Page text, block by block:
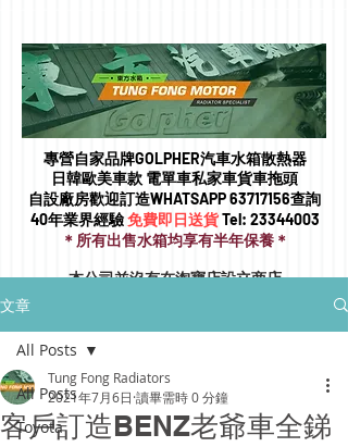
專營自家品牌GOLPHER汽車水箱散熱器
日韓歐美車款 電單車私家車貨車拖頭​
自設廠房歡迎訂造WHATSAPP63717156查詢
40年業界經驗免費即日送貨Tel: 23344003
＊所有出售水箱均享有半年保養＊
本公司並沒有在淘寶店設立商店
文章
All Posts
Toyota
All Posts
客戶訂造BENZ老爺車全銻
Tung Fong Radiators
2021年7月6日 讀畢需時 0 分鐘